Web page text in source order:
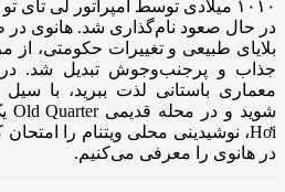
در حال صعود نام‌گذاری شد. هانوی
بلایای طبیعی و تغییرات حکومتی، از
جذاب و پرجنب‌وجوش تبدیل شد. در
معماری باستانی لذت ببرید، با
Hơi، نوشیدینی محلی ویتنام را امتحان کنید.
در هانوی را معرفی می‌کنیم.